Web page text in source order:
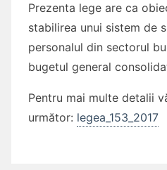
Prezenta lege are ca
stabilirea unui sistem de
personalul din sectorul
bugetul general
Pentru mai multe detalii
următor: legea_153_2017